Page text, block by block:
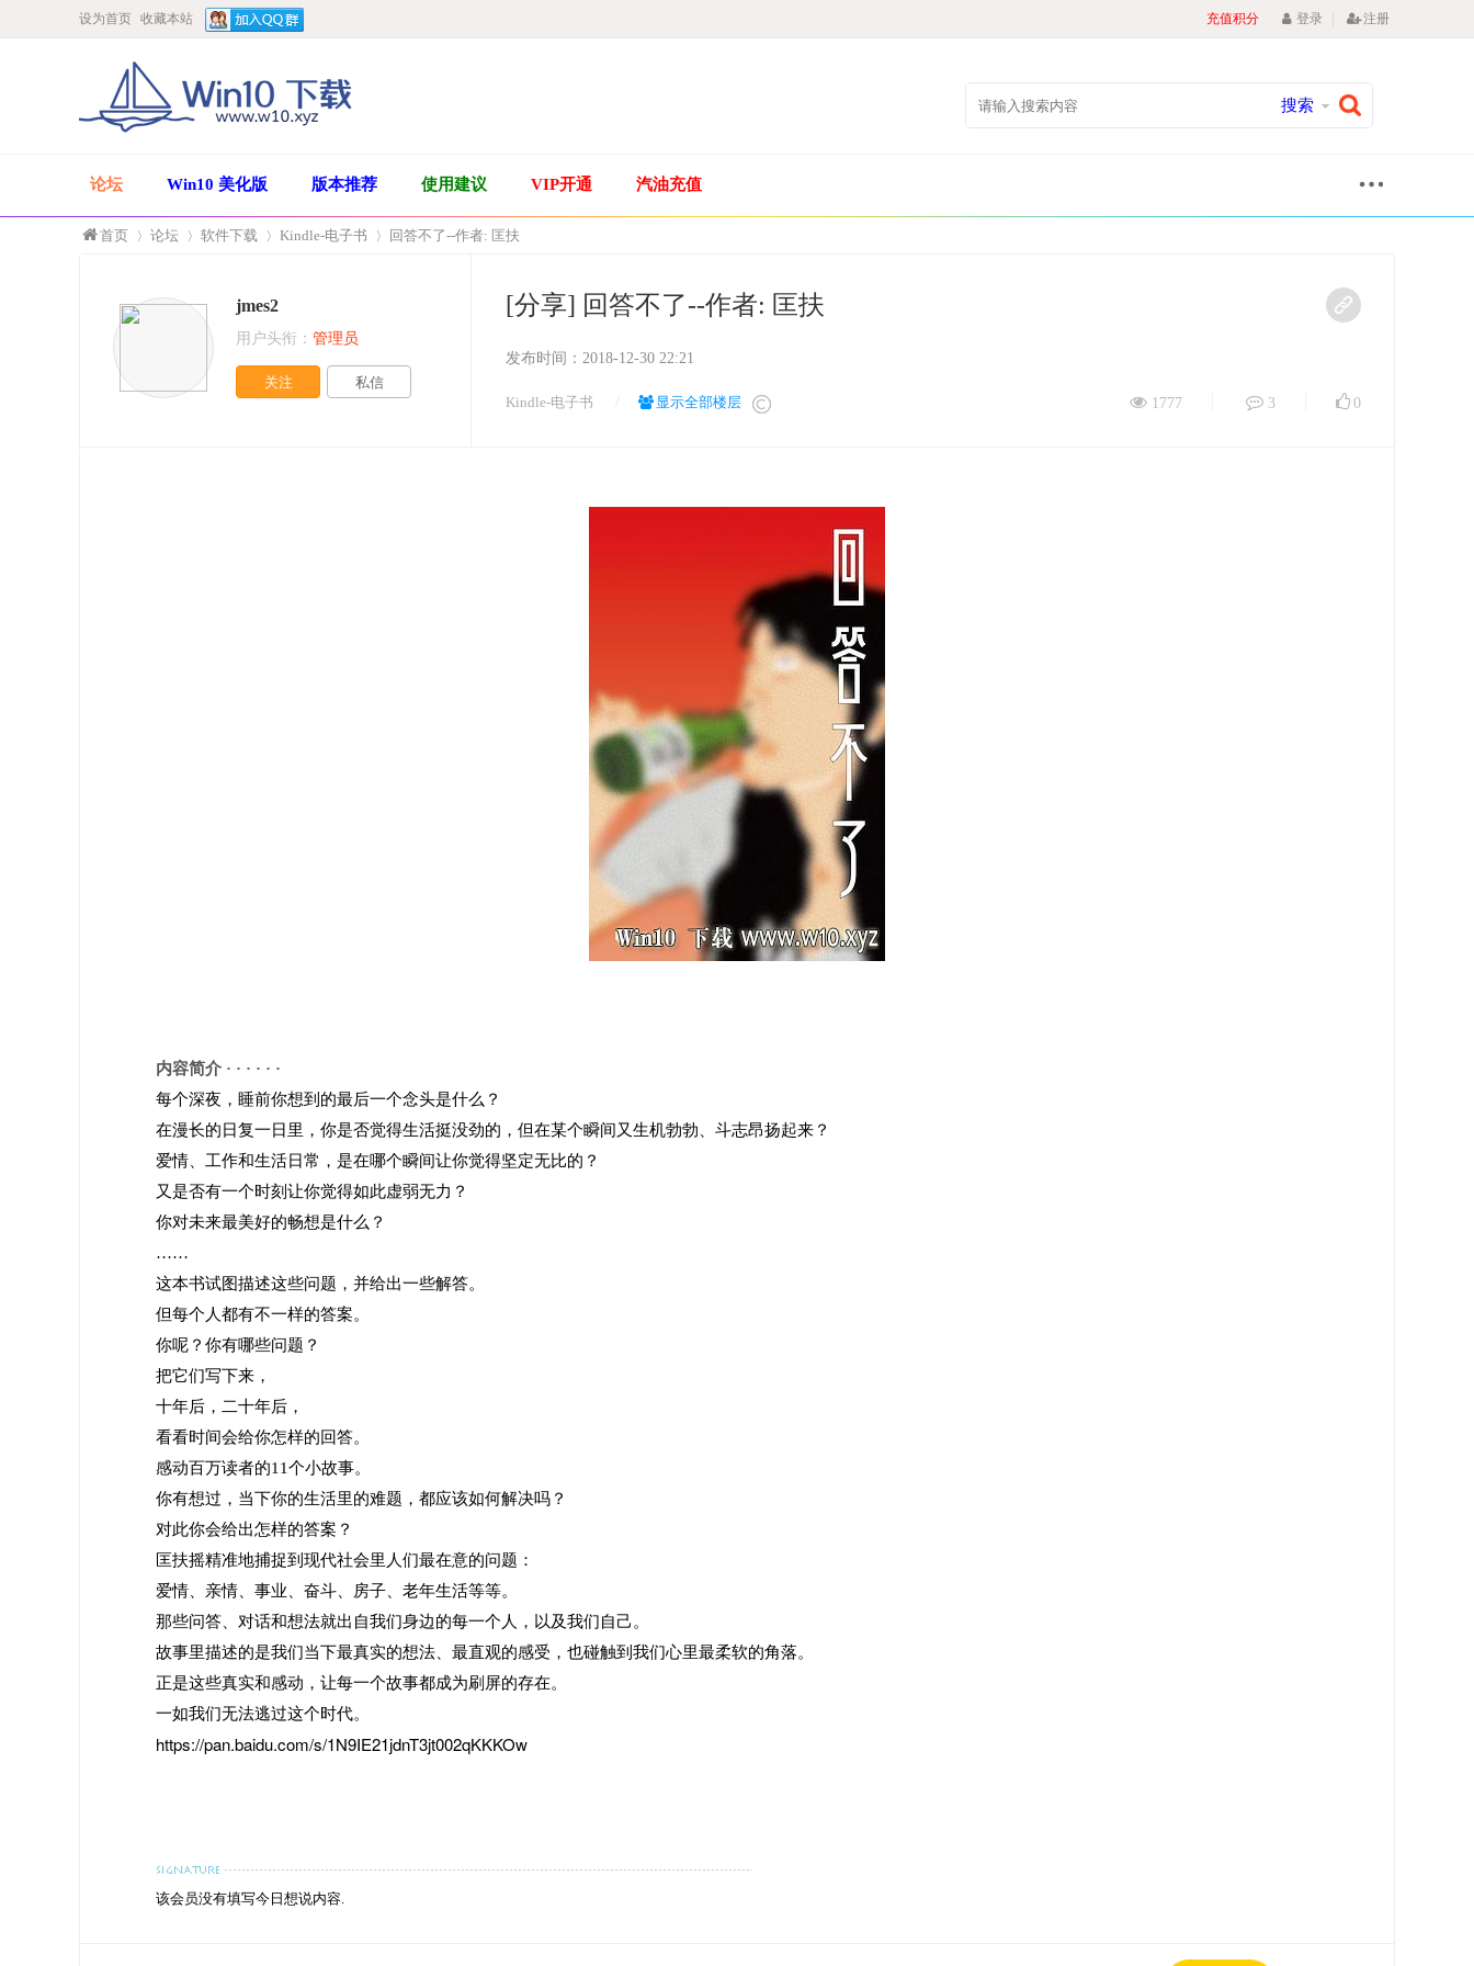
设为首页 收藏本站 充值积分 登录 | 注册
搜索
论坛 Win10 美化版 版本推荐 使用建议 VIP开通 汽油充值
首页
»
论坛 软件下载
›
Kindle-电子书 回答不了--作者: 匡扶
[分享] 回答不了--作者: 匡扶
发布时间： 2018-12-30 22:21
Kindle-电子书 / 显示全部楼层 1777 3 0
jmes2
用户头衔： 管理员
关注 私信
内容简介 · · · · · ·
每个深夜，睡前你想到的最后一个念头是什么？
在漫长的日复一日里，你是否觉得生活挺没劲的，但在某个瞬间又生机勃勃、斗志昂扬起来？
爱情、工作和生活日常，是在哪个瞬间让你觉得坚定无比的？
又是否有一个时刻让你觉得如此虚弱无力？
你对未来最美好的畅想是什么？
……
这本书试图描述这些问题，并给出一些解答。
但每个人都有不一样的答案。
你呢？你有哪些问题？
把它们写下来，
十年后，二十年后，
看看时间会给你怎样的回答。
感动百万读者的11个小故事。
你有想过，当下你的生活里的难题，都应该如何解决吗？
对此你会给出怎样的答案？
匡扶摇精准地捕捉到现代社会里人们最在意的问题：
爱情、亲情、事业、奋斗、房子、老年生活等等。
那些问答、对话和想法就出自我们身边的每一个人，以及我们自己。
故事里描述的是我们当下最真实的想法、最直观的感受，也碰触到我们心里最柔软的角落。
正是这些真实和感动，让每一个故事都成为刷屏的存在。
一如我们无法逃过这个时代。
https://pan.baidu.com/s/1N9IE21jdnT3jt002qKKKOw
该会员没有填写今日想说内容.